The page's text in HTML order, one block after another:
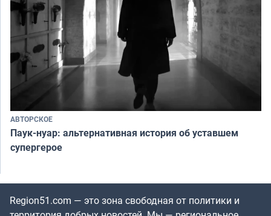
АВТОРСКОЕ
Паук-нуар: альтернативная история об уставшем
супергерое
Region51.com — это зона свободная от политики и